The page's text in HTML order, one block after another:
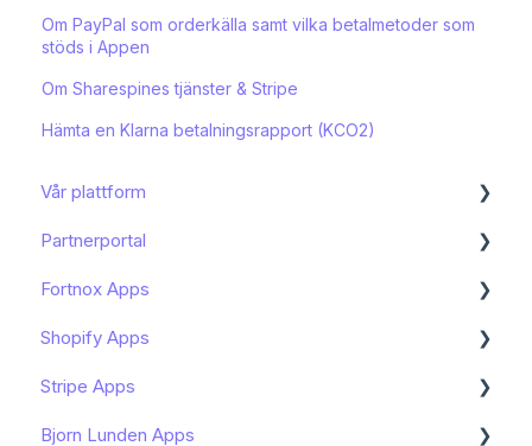
Om PayPal som orderkälla samt vilka betalmetoder som
stöds i Appen
Om Sharespines tjänster & Stripe
Hämta en Klarna betalningsrapport (KCO2)
Vår plattform
Kom igång
Funktioner och användning
Bokföring och moms
Mitt konto
Arbeta med artiklar
Partnerportal
Dashboard
Onboarding av slutkund
Avancerat
Kundhantering
Fortnox Apps
Kom igång - Fortnox Marketplace
Bokföring av Shopify - Fortnox Marketplace
Bokföring av PayPal - Fortnox Marketplace
Shopify Apps
Kom igång - Shopify Apps
Hantera prenumerationen av min Shopify App
Stripe Apps
Hantera prenumerationen av min Stripe App
Bjorn Lunden Apps